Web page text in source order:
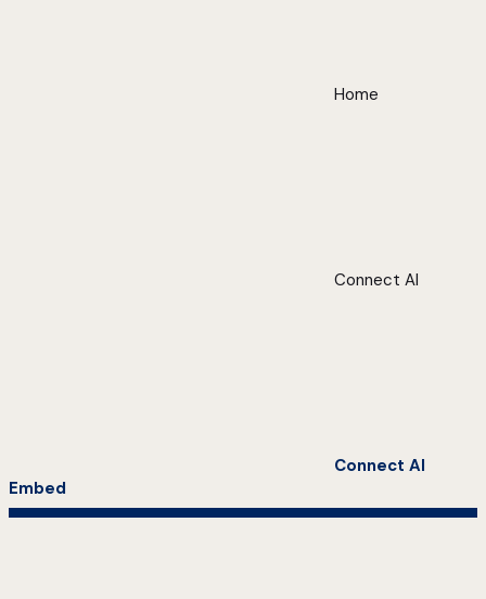
Home
Connect AI
Connect AI
Embed